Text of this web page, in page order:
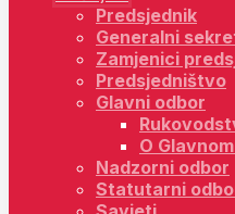
Predsjednik
Generalni
Zamjenici
Predsjedništvo
Glavni odbor
O
Nadzorni odbor
Statutarni